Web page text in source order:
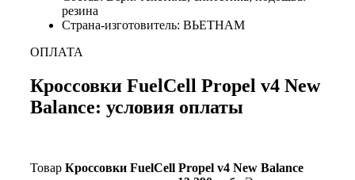
резина
Страна-изготовитель: ВЬЕТНАМ
ОПЛАТА
Кроссовки FuelCell Propel v4 New
Balance: условия оплаты
Товар Кроссовки FuelCell Propel v4 New Balance